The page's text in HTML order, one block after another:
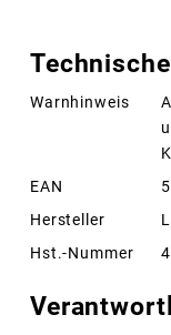
Warnhinweis
EAN
Hersteller
Hst.-Nummer